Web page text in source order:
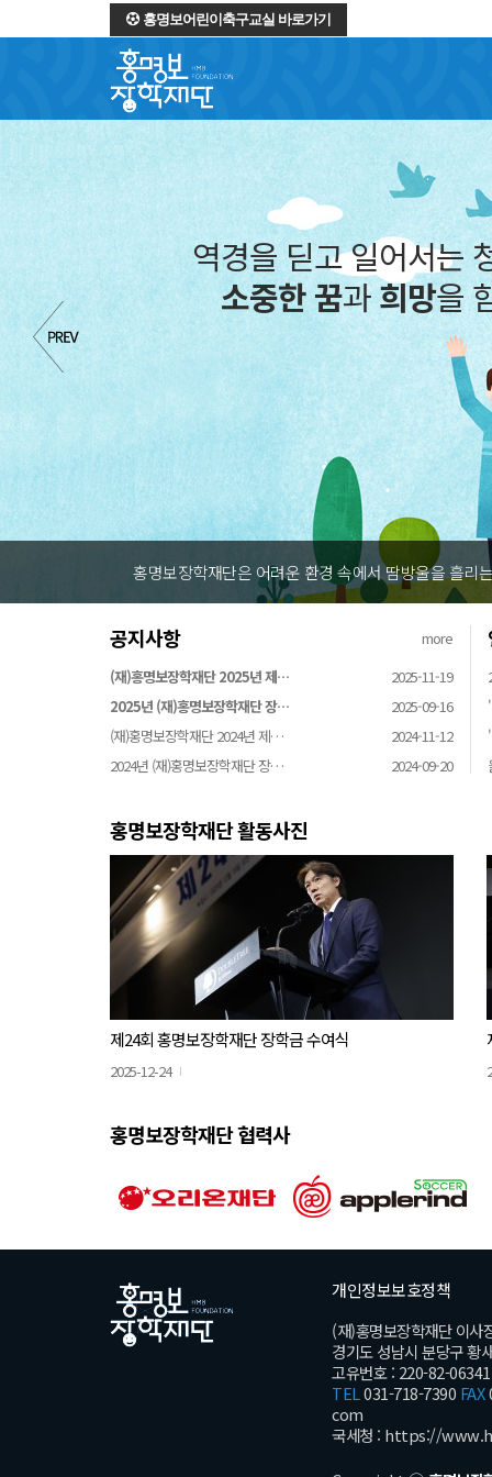
홍명보어린이축구교실 바로가기
역경을 딛고 일어서는
소중한 꿈과희망을
홍명보장학재단은 어려운 환경 속에서 땀방울을 흘리
공지사항
more
(재)홍명보장학재단 2025년 제…
2025-11-19
2025년 (재)홍명보장학재단 장…
2025-09-16
(재)홍명보장학재단 2024년 제…
2024-11-12
2024년 (재)홍명보장학재단 장…
2024-09-20
홍명보장학재단 활동사진
제24회 홍명보장학재단 장학금 수여식
2025-12-24
홍명보장학재단 협력사
개인정보보호정책
(재)홍명보장학재단 이사
경기도 성남시 분당구 황
고유번호 : 220-82-06341
TEL031-718-7390 FAX
com
국세청 : https://